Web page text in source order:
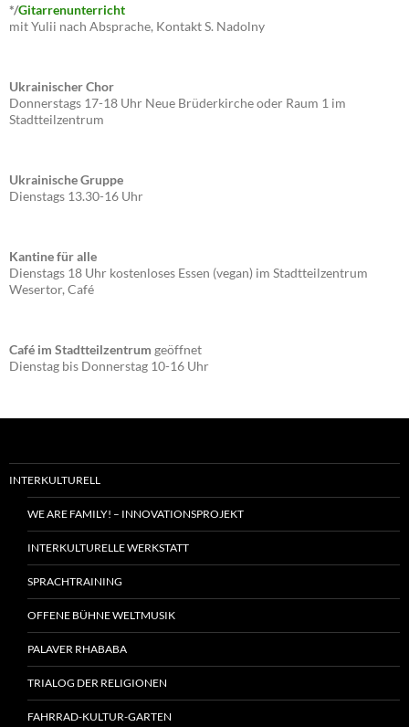
*/Gitarrenunterricht
mit Yulii nach Absprache, Kontakt S. Nadolny
Ukrainischer Chor
Donnerstags 17-18 Uhr Neue Brüderkirche oder Raum 1 im
Stadtteilzentrum
Ukrainische Gruppe
Dienstags 13.30-16 Uhr
Kantine für alle
Dienstags 18 Uhr kostenloses Essen (vegan) im Stadtteilzentrum
Wesertor, Café
Café im Stadtteilzentrum geöffnet
Dienstag bis Donnerstag 10-16 Uhr
INTERKULTURELL
WE ARE FAMILY! – INNOVATIONSPROJEKT
INTERKULTURELLE WERKSTATT
SPRACHTRAINING
OFFENE BÜHNE WELTMUSIK
PALAVER RHABABA
TRIALOG DER RELIGIONEN
FAHRRAD-KULTUR-GARTEN